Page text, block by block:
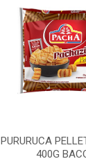
PURURUCA
400G